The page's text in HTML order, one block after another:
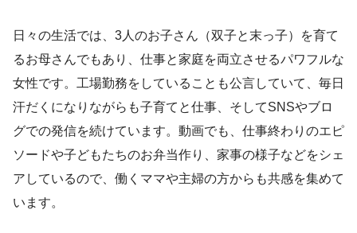
日々の生活では、3人のお子さん（双子と末っ子）を育て
るお母さんでもあり、仕事と家庭を両立させるパワフルな
女性です。工場勤務をしていることも公言していて、毎日
汗だくになりながらも子育てと仕事、そしてSNSやブロ
グでの発信を続けています。動画でも、仕事終わりのエピ
ソードや子どもたちのお弁当作り、家事の様子などをシェ
アしているので、働くママや主婦の方からも共感を集めて
います。